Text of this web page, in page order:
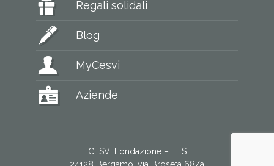
Regali solidali
Blog
MyCesvi
Aziende
CESVI Fondazione – ETS